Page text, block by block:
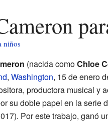
niños
(nacida comoChloe
, Washington, 15 de enero
productora musical y
su doble papel en la serie
Por este trabajo, ganó